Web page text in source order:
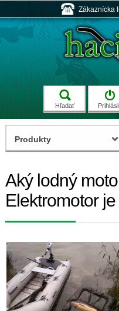
Zákaznícka
Hľadať
Aký lodný
Elektromotor
Produkty